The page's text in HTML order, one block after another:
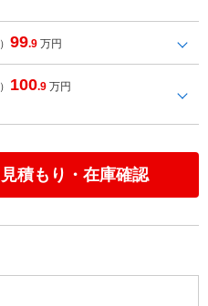
99.9 万円
100.9 万円
見積もり・在庫確認